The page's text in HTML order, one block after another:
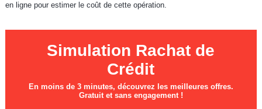
en ligne pour estimer le coût de cette opération.
Simulation Rachat de
Crédit
En moins de 3 minutes, découvrez les meilleures offres.
Gratuit et sans engagement !